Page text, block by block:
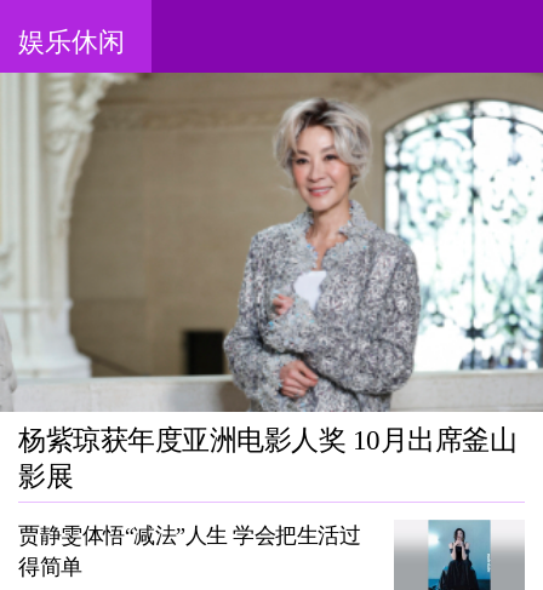
娱乐休闲
杨紫琼获年度亚洲电影人奖 10月出席釜山
影展
贾静雯体悟“减法”人生 学会把生活过
得简单